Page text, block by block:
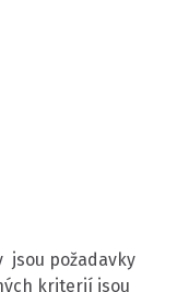
jsou požadavky
kriterií jsou